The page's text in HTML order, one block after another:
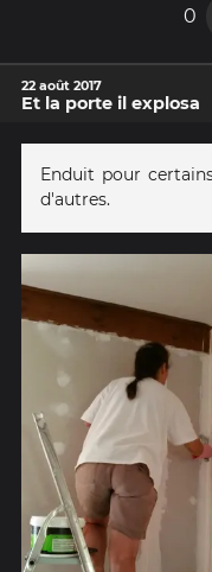
0
22 août 2017
Et la porte il explosa
Enduit pour
d'autres.